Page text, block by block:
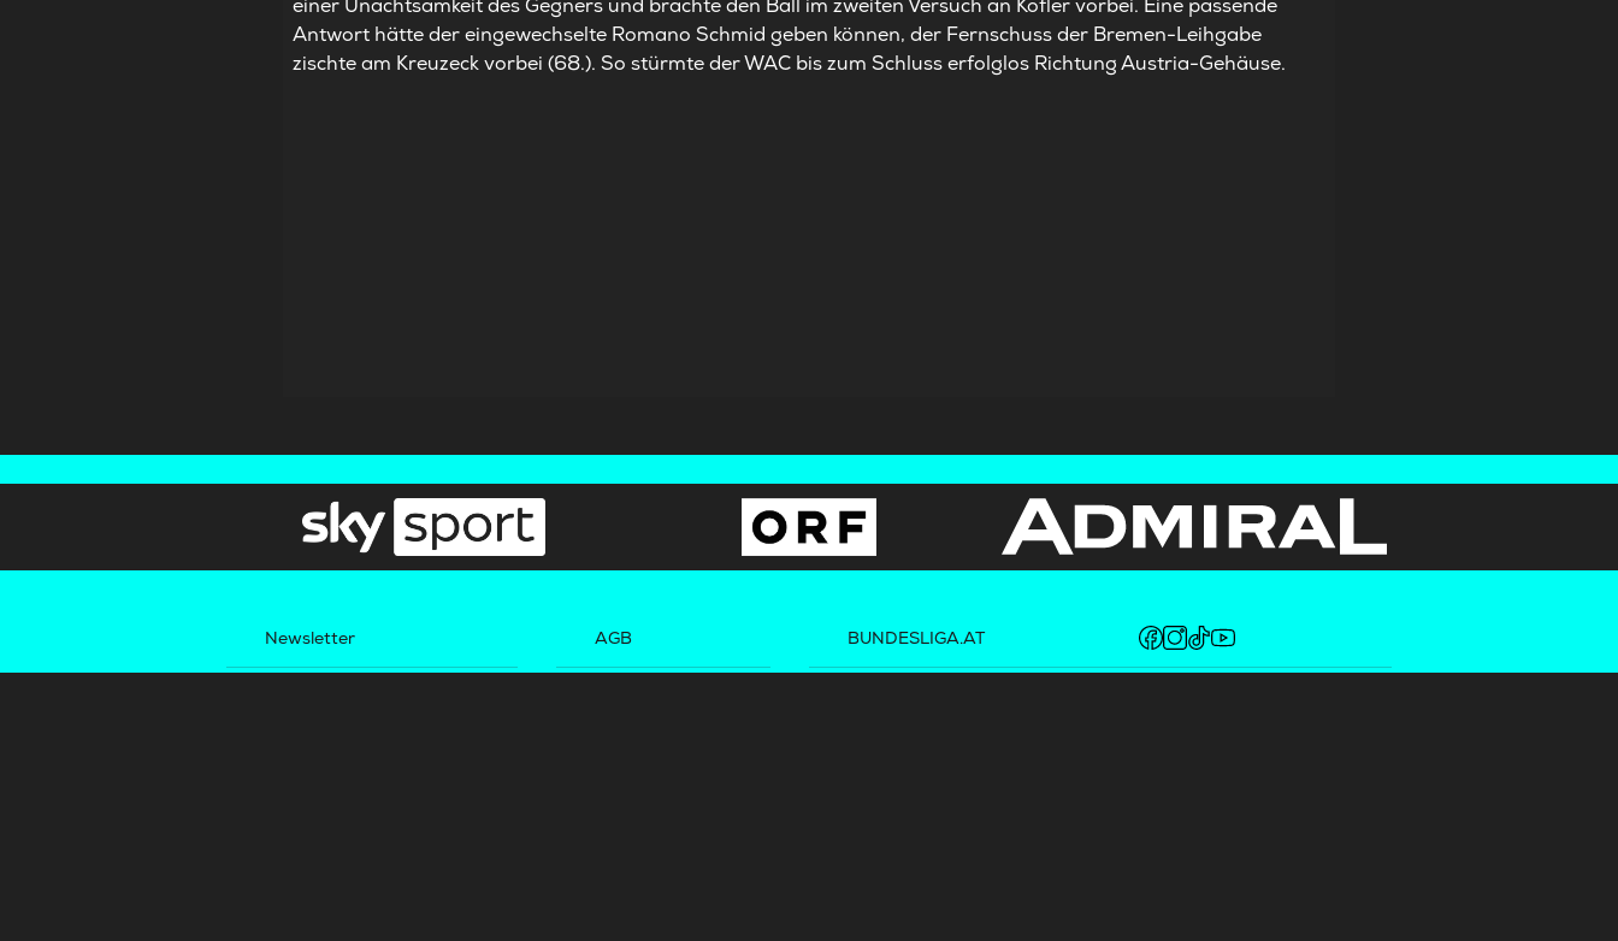
einer Unachtsamkeit des Gegners und brachte den Ball im zweiten Versuch an Kofler vorbei. Eine passende
Antwort hätte der eingewechselte Romano Schmid geben können, der Fernschuss der Bremen-Leihgabe
zischte am Kreuzeck vorbei (68.). So stürmte der WAC bis zum Schluss erfolglos Richtung Austria-Gehäuse.
Newsletter AGB BUNDESLIGA.AT